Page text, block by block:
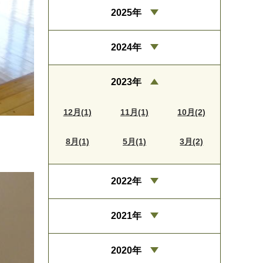
2025年
2024年
2023年
12月(1) 11月(1) 10月(2)
8月(1) 5月(1) 3月(2)
2022年
2021年
2020年